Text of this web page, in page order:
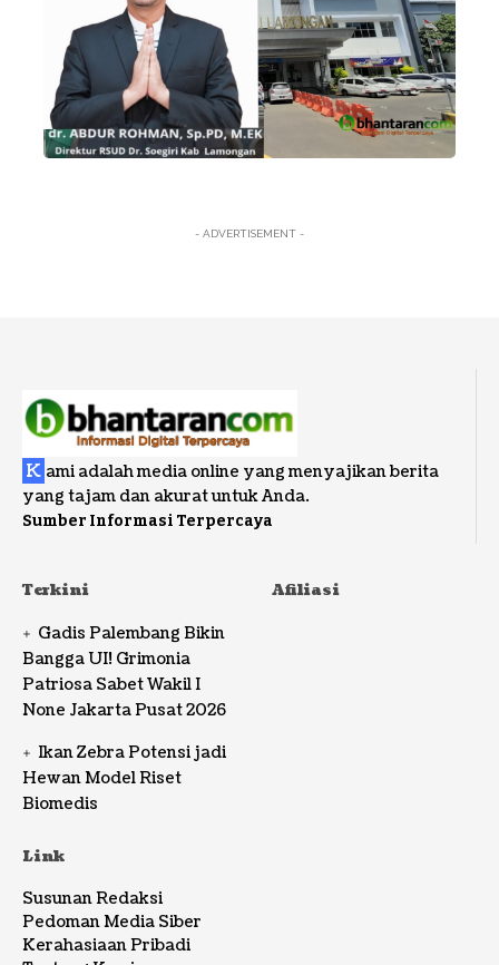
- ADVERTISEMENT -
K ami adalah media online yang menyajikan berita
yang tajam dan akurat untuk Anda.
Sumber Informasi Terpercaya
Terkini
Gadis Palembang Bikin
Bangga UI! Grimonia
Patriosa Sabet Wakil I
None Jakarta Pusat 2026
Ikan Zebra Potensi jadi
Hewan Model Riset
Biomedis
Afiliasi
Link
Susunan Redaksi
Pedoman Media Siber
Kerahasiaan Pribadi